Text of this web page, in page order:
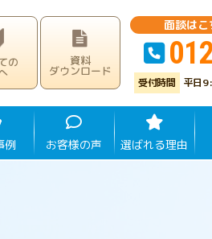
の 資料
ダウンロード
面談は
平日
例 お客様の声 選ばれる理由